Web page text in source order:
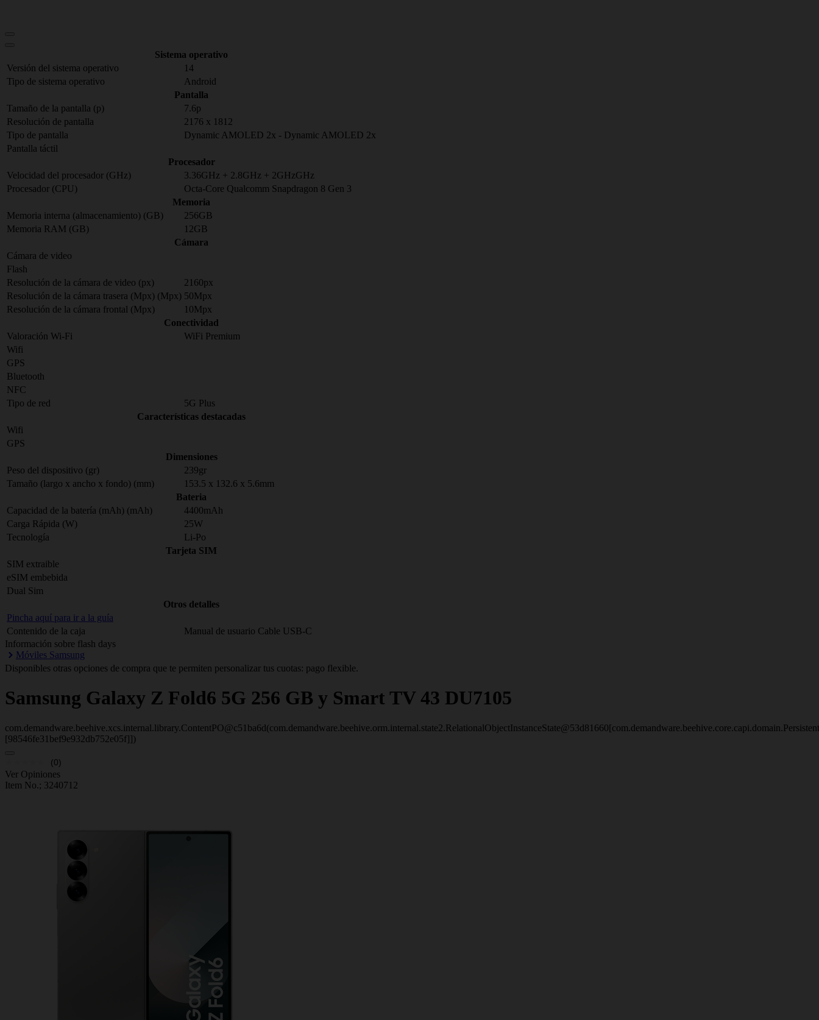
Sistema operativo
Versión del sistema operativo
14
Tipo de sistema operativo
Android
Pantalla
Tamaño de la pantalla (p)
7.6p
Resolución de pantalla
2176 x 1812
Tipo de pantalla
Dynamic AMOLED 2x - Dynamic AMOLED 2x
Pantalla táctil
Procesador
Velocidad del procesador (GHz)
3.36GHz + 2.8GHz + 2GHzGHz
Procesador (CPU)
Octa-Core Qualcomm Snapdragon 8 Gen 3
Memoria
Memoria interna (almacenamiento) (GB)
256GB
Memoria RAM (GB)
12GB
Cámara
Cámara de video
Flash
Resolución de la cámara de video (px)
2160px
Resolución de la cámara trasera (Mpx) (Mpx) 50Mpx
Resolución de la cámara frontal (Mpx)
10Mpx
Conectividad
Valoración Wi-Fi
WiFi Premium
Wifi
GPS
Bluetooth
NFC
Tipo de red
5G Plus
Características destacadas
Wifi
GPS
Dimensiones
Peso del dispositivo (gr)
239gr
Tamaño (largo x ancho x fondo) (mm)
153.5 x 132.6 x 5.6mm
Bateria
Capacidad de la batería (mAh) (mAh)
4400mAh
Carga Rápida (W)
25W
Tecnología
Li-Po
Tarjeta SIM
SIM extraible
eSIM embebida
Dual Sim
Otros detalles
Pincha aquí para ir a la guía
Contenido de la caja
Manual de usuario Cable USB-C
Información sobre flash days
Móviles Samsung
Disponibles otras opciones de compra que te permiten personalizar tus cuotas: pago flexible.
Samsung Galaxy Z Fold6 5G 256 GB y Smart TV 43 DU7105
[98546fe31bef9e932db752e05f]])
(0)
Ver Opiniones
Item No.; 3240712